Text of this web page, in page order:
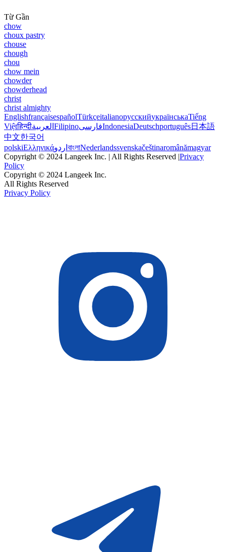
Từ Gần
chow
choux pastry
chouse
chough
chou
chow mein
chowder
chowderhead
christ
christ almighty
EnglishfrançaisespañolTürkçeitalianoрусскийукраїнськаTiếng
Việtहिन्दीالعربية FilipinoفارسیIndonesiaDeutschportuguês日本語
中文한국어
polskiΕλληνικάاردو বাংলাNederlandssvenskačeštinaromânămagyar
Copyright © 2024 Langeek Inc. | All Rights Reserved |Privacy
Policy
Copyright © 2024 Langeek Inc.
All Rights Reserved
Privacy Policy